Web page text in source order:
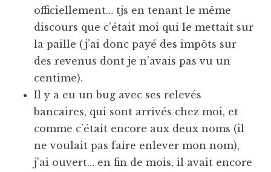
officiellement… tjs en tenant le même
discours que c’était moi qui le mettait sur
la paille (j’ai donc payé des impôts sur
des revenus dont je n’avais pas vu un
centime).
Il y a eu un bug avec ses relevés
bancaires, qui sont arrivés chez moi, et
comme c’était encore aux deux noms (il
ne voulait pas faire enlever mon nom),
j’ai ouvert… en fin de mois, il avait encore